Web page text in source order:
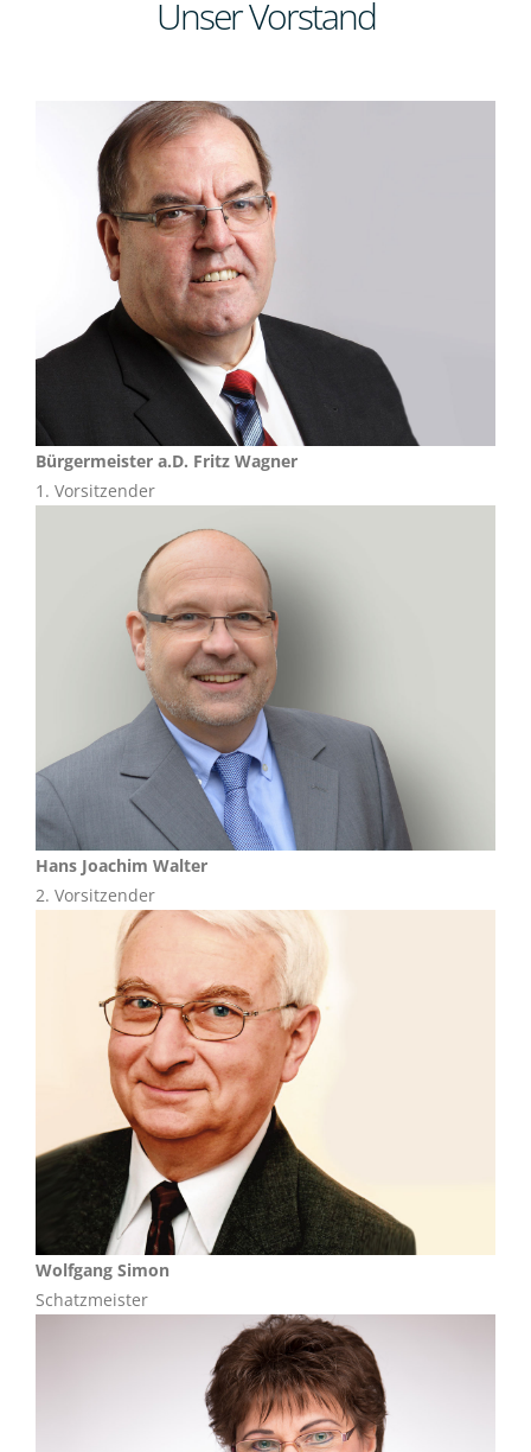
Unser Vorstand
Bürgermeister a.D. Fritz Wagner
1. Vorsitzender
Hans Joachim Walter
2. Vorsitzender
Wolfgang Simon
Schatzmeister